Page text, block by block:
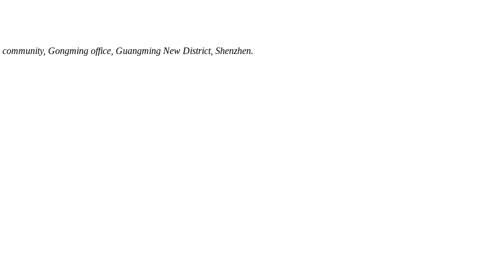
Gongming office, Guangming New District, Shenzhen.